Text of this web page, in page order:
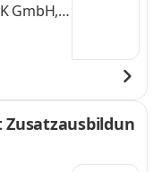
GmbH,